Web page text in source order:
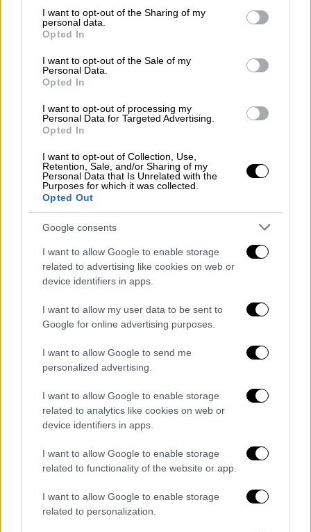
not limited to your visit or usage behaviour. You may click to
grant or deny consent to Google and its third-party tags to
use your data for below specified purposes in below Google
consent section.
I want to opt-out of the Sharing of my
personal data.
Opted In
I want to opt-out of the Sale of my
Personal Data.
Opted In
I want to opt-out of processing my
Personal Data for Targeted Advertising.
Opted In
I want to opt-out of Collection, Use,
Retention, Sale, and/or Sharing of my
Personal Data that Is Unrelated with the
Purposes for which it was collected.
Opted Out
Google consents
I want to allow Google to enable storage
related to advertising like cookies on web or
device identifiers in apps.
I want to allow my user data to be sent to
Google for online advertising purposes.
I want to allow Google to send me
personalized advertising.
I want to allow Google to enable storage
related to analytics like cookies on web or
device identifiers in apps.
I want to allow Google to enable storage
related to functionality of the website or app.
I want to allow Google to enable storage
related to personalization.
Πολιτική|11.11.2021 19:13
Κυριάκος Μητσοτάκης: Συμμετείχε
στην απογραφή πληθυσμού και
στέλνει το μήνυμα «η Ελλάδα
Πολιτική 12.11.2021 20:53
Μητσοτάκης σε εκδήλωση της
UNESCO: Να επιστραφούν στην
Ελλάδα τα γλυπτά του Παρθενώνα
«Θα επρόκειτο για ένα καταπληκτικό μήνυμα
εκ μέρους αυτού που ο Μπόρις Τζόνσον
Britain) εάν υπάρξει κάποια μετακίνηση σε
αυτό το θέμα και το κοιτάξουν μέσα από ένα
τελείως διαφορετικό πρίσμα».
μέρος της κυβέρνησης (του Ηνωμένου
Βασιλείου) για αλλαγή στάσης θα
μπορούσαμε να καταλήξουμε σε μία
διευθέτηση με το Βρετανικό Μουσείο για να
δανείσουμε στο εξωτερικό πολιτιστικούς
θησαυρούς οι οποίοι δεν έχουν βρεθεί ποτέ
εκτός Ελλάδας».